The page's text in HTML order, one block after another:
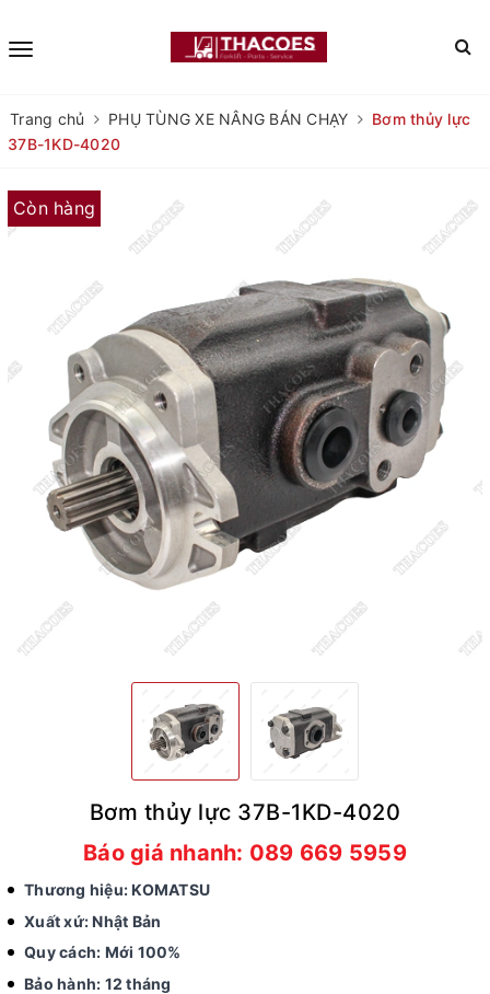
Trang chủ PHỤ TÙNG XE NÂNG BÁN CHẠY
Bơm thủy lực
37B-1KD-4020
Còn hàng
Bơm thủy lực 37B-1KD-4020
Báo giá nhanh: 089 669 5959
Thương hiệu: KOMATSU
Xuất xứ: Nhật Bản
Quy cách: Mới 100%
Bảo hành: 12 tháng